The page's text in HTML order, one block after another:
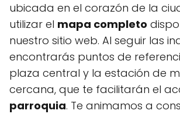
ubicada en el corazón de la
utilizar el mapa completo
nuestro sitio web. Al seguir las
encontrarás puntos de
plaza central y la estación de
cercana, que te facilitarán el
parroquia. Te animamos a